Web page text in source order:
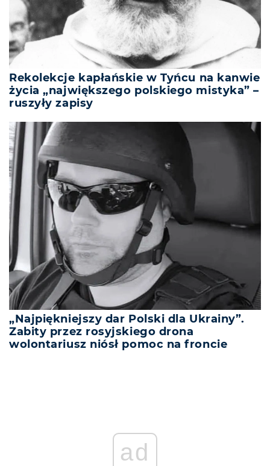
Rekolekcje kapłańskie w Tyńcu na kanwie
życia „największego polskiego mistyka” –
ruszyły zapisy
„Najpiękniejszy dar Polski dla Ukrainy”.
Zabity przez rosyjskiego drona
wolontariusz niósł pomoc na froncie
ad